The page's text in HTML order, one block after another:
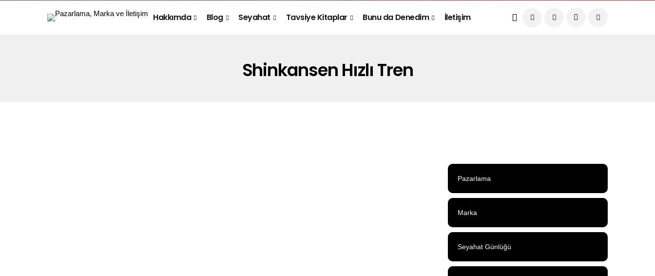
Hakkımda Blog Seyahat Tavsiye Kitaplar Bunu da Denedim İletişim
Shinkansen Hızlı Tren
Pazarlama
Marka
Seyahat Günlüğü